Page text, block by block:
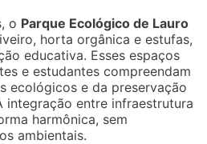
o Parque Ecológico de Lauro
horta orgânica e estufas,
educativa. Esses espaços
e estudantes compreendam
ecológicos e da preservação
integração entre infraestrutura
harmônica, sem
ambientais.